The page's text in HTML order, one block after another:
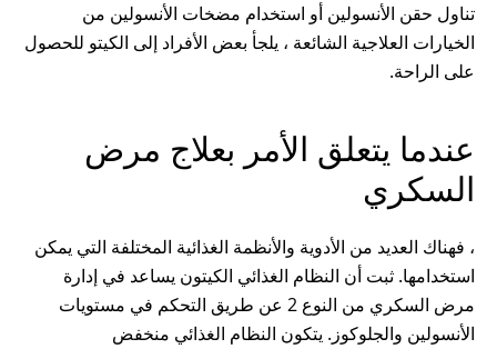
تناول حقن الأنسولين أو استخدام مضخات الأنسولين من
الخيارات العلاجية الشائعة ، يلجأ بعض الأفراد إلى الكيتو للحصول
على الراحة.
عندما يتعلق الأمر بعلاج مرض
السكري
، فهناك العديد من الأدوية والأنظمة الغذائية المختلفة التي يمكن
استخدامها. ثبت أن النظام الغذائي الكيتون يساعد في إدارة
مرض السكري من النوع 2 عن طريق التحكم في مستويات
الأنسولين والجلوكوز. يتكون النظام الغذائي منخفض